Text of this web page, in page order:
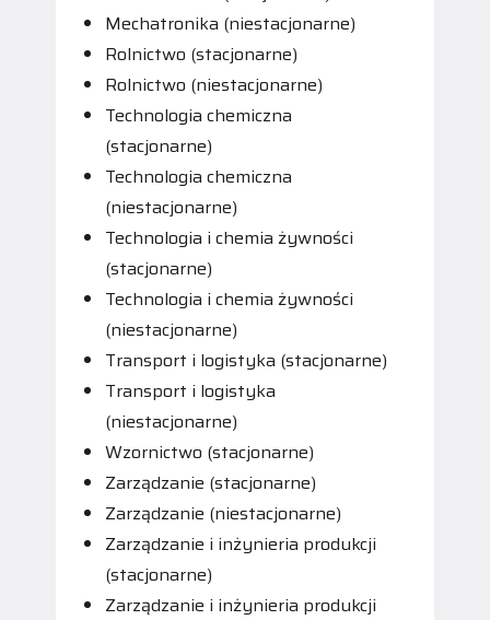
Mechatronika (niestacjonarne)
Rolnictwo (stacjonarne)
Rolnictwo (niestacjonarne)
Technologia chemiczna
(stacjonarne)
Technologia chemiczna
(niestacjonarne)
Technologia i chemia żywności
(stacjonarne)
Technologia i chemia żywności
(niestacjonarne)
Transport i logistyka (stacjonarne)
Transport i logistyka
(niestacjonarne)
Wzornictwo (stacjonarne)
Zarządzanie (stacjonarne)
Zarządzanie (niestacjonarne)
Zarządzanie i inżynieria produkcji
(stacjonarne)
Zarządzanie i inżynieria produkcji